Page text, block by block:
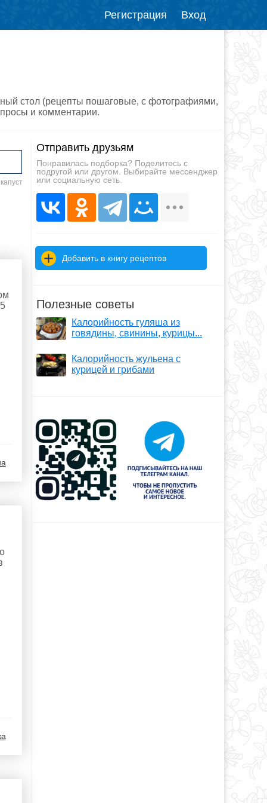
Регистрация Вход
стол (рецепты пошаговые, с фотографиями,
и комментарии.
Отправить друзьям
Понравилась подборка? Поделитесь с
подругой или другом. Выбирайте мессенджер
или социальную сеть.
Добавить в книгу рецептов
Полезные советы
Калорийность гуляша из
говядины, свинины, курицы...
Калорийность жульена с
курицей и грибами